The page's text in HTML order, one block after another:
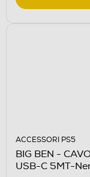
ACCESSORI PS5
BIG BEN -
USB-C 5MT-